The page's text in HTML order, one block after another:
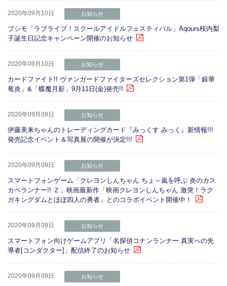
2020年09月10日 お知らせ
ブシモ「ラブライブ！スクールアイドルフェスティバル」Aqours桜内梨
子誕生日記念キャンペーン開催のお知らせ
2020年09月10日 お知らせ
カードファイト!! ヴァンガードファイターズセレクション第1弾「銀華
竜炎」&「蝶魔月影」9月11日(金)発売!!
2020年09月09日 お知らせ
伊藤美来ちゃんのトレーディングカード『みっくす みっく』新情報!!!
発売記念イベント＆写真展の開催が決定!!!
2020年09月09日 お知らせ
スマートフォンゲーム「クレヨンしんちゃん ちょ～嵐を呼ぶ 炎のカス
カベランナー!! Ｚ」映画最新作「映画クレヨンしんちゃん 激突！ラク
ガキングダムとほぼ四人の勇者」とのコラボイベント開催中！
2020年09月09日 お知らせ
スマートフォン向けゲームアプリ「名探偵コナンランナー 真実への先
導者[コンダクター]」配信終了のお知らせ
2020年09月09日 お知らせ